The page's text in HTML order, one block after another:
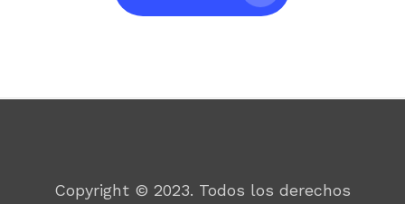
Copyright © 2023. Todos los derechos